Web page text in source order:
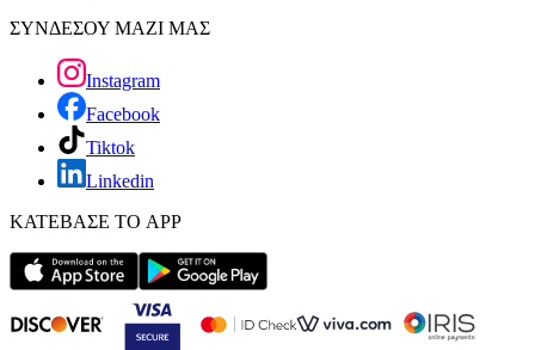
ΣΥΝΔΕΣΟΥ ΜΑΖΙ ΜΑΣ
Instagram
Facebook
Tiktok
Linkedin
ΚΑΤΕΒΑΣΕ ΤΟ APP